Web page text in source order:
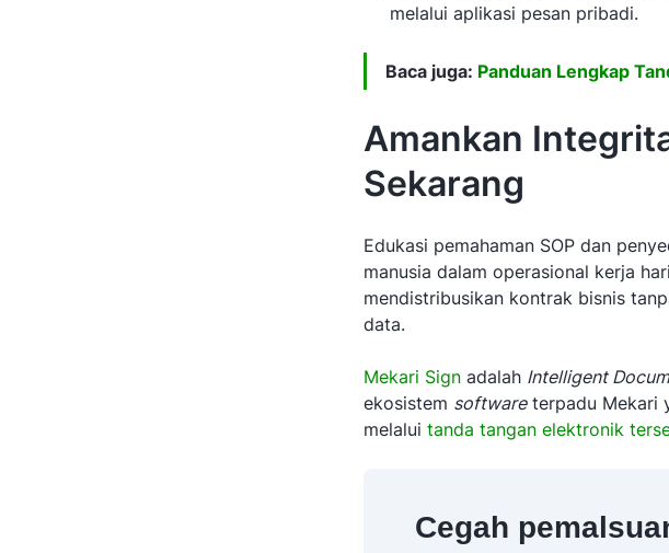
melalui aplikasi pesan pribadi.
Baca juga: Panduan Lengkap
Amankan
Sekarang
Edukasi pemahaman SOP dan
manusia dalam operasional kerja
mendistribusikan kontrak bisnis
data.
Mekari Sign adalah Intelligent
ekosistem softwareterpadu Mekari
melalui tanda tangan elektronik
Cegah